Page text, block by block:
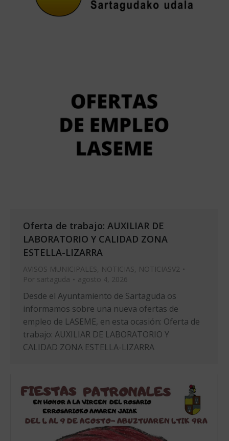
Oferta de trabajo: AUXILIAR DE
LABORATORIO Y CALIDAD ZONA
ESTELLA-LIZARRA
AVISOS MUNICIPALES, NOTICIAS, NOTICIASV2
Por sartaguda agosto 4, 2026
Desde el Ayuntamiento de Sartaguda os
informamos sobre una nueva ofertas de
empleo de LASEME, en esta ocasión: Oferta de
trabajo: AUXILIAR DE LABORATORIO Y
CALIDAD ZONA ESTELLA-LIZARRA